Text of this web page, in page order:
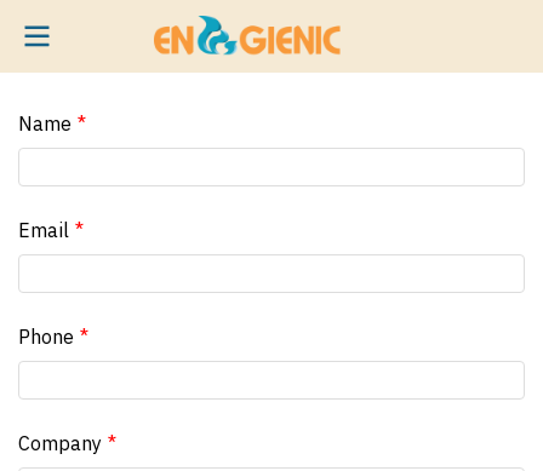
Name
Email
Phone
Company